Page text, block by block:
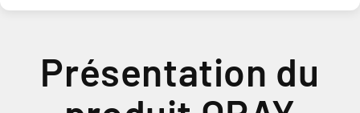
Présentation du